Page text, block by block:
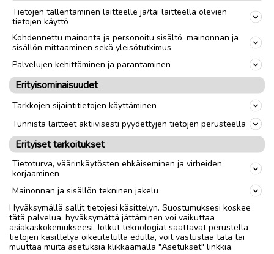
Tietojen tallentaminen laitteelle ja/tai laitteella olevien
tietojen käyttö
Kohdennettu mainonta ja personoitu sisältö, mainonnan ja
sisällön mittaaminen sekä yleisötutkimus
Palvelujen kehittäminen ja parantaminen
Erityisominaisuudet
Tarkkojen sijaintitietojen käyttäminen
Tunnista laitteet aktiivisesti pyydettyjen tietojen perusteella
Erityiset tarkoitukset
Tietoturva, väärinkäytösten ehkäiseminen ja virheiden
korjaaminen
Mainonnan ja sisällön tekninen jakelu
Hyväksymällä sallit tietojesi käsittelyn. Suostumuksesi koskee
tätä palvelua, hyväksymättä jättäminen voi vaikuttaa
asiakaskokemukseesi. Jotkut teknologiat saattavat perustella
tietojen käsittelyä oikeutetulla edulla, voit vastustaa tätä tai
muuttaa muita asetuksia klikkaamalla "Asetukset" linkkiä.